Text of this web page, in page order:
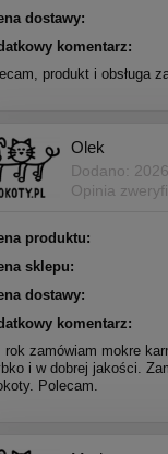
dostawy:
komentarz:
produkt i obsługa
Olek
Dodano:
Opinia
produktu:
sklepu:
dostawy:
komentarz:
rok zamówiam mokre
i w dobrej jakości.
Polecam.